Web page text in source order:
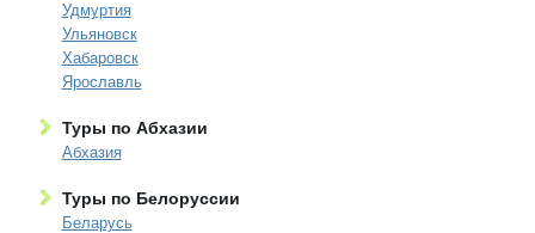
Удмуртия
Ульяновск
Хабаровск
Ярославль
Туры по Абхазии
Абхазия
Туры по Белоруссии
Беларусь